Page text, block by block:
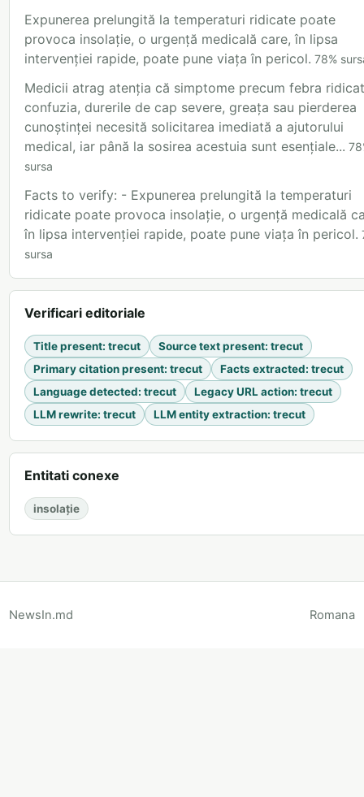
Expunerea prelungită la temperaturi ridicate poate
provoca insolație, o urgență medicală care, în lipsa
intervenției rapide, poate pune viața în pericol. 78%
Medicii atrag atenția că simptome precum febra
confuzia, durerile de cap severe, greața sau pierderea
cunoștinței necesită solicitarea imediată a ajutorului
medical, iar până la sosirea acestuia sunt esențiale... 78
sursa
Facts to verify: - Expunerea prelungită la temperaturi
ridicate poate provoca insolație, o urgență medicală
în lipsa intervenției rapide, poate pune viața în pericol.
sursa
Verificari editoriale
Title present: trecut Source text present: trecut
Primary citation present: trecut Facts extracted: trecut
Language detected: trecut Legacy URL action: trecut
LLM rewrite: trecut LLM entity extraction: trecut
Entitati conexe
insolație
NewsIn.md Romana